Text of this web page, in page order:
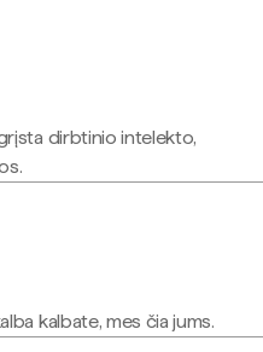
dirbtinio intelekto,
kalbate, mes čia jums.